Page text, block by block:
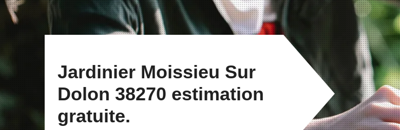
Jardinier Moissieu Sur
Dolon 38270 estimation
gratuite.